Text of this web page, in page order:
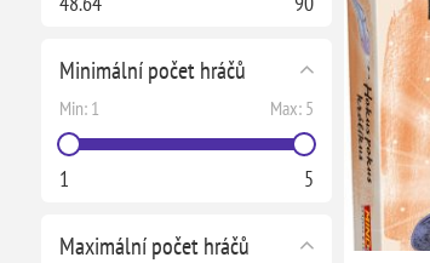
Minimální počet hráčů
Min: 1 Max: 5
1 5
Maximální počet hráčů